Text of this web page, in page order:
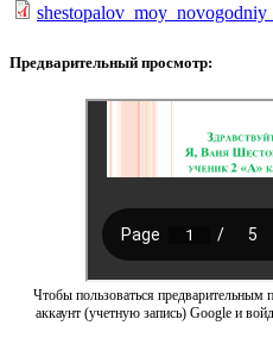
Предварительный просмотр:
Чтобы пользоваться предварительным
аккаунт (учетную запись) Google и